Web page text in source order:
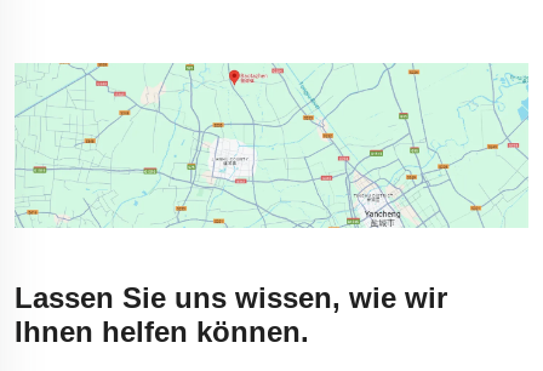
Lassen Sie uns wissen, wie wir
Ihnen helfen können.